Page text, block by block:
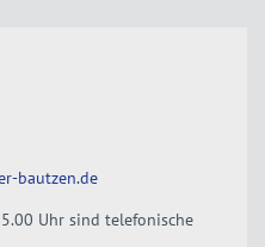
bautzen.de
Uhr sind telefonische